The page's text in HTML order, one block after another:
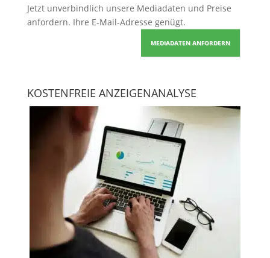
Jetzt unverbindlich unsere Mediadaten und Preise
anfordern. Ihre E-Mail-Adresse genügt.
MEDIADATEN ANFORDERN
KOSTENFREIE ANZEIGENANALYSE